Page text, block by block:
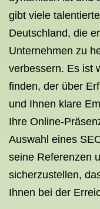
gibt viele
Deutschland, die
Unternehmen zu
verbessern. Es ist
finden, der über
und Ihnen klare
Ihre Online-
Auswahl eines
seine Referenzen
sicherzustellen,
Ihnen bei der